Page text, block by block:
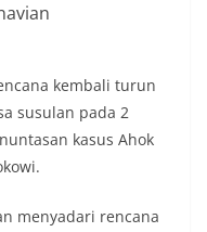
kembali turun
susulan pada 2
kasus Ahok
menyadari rencana